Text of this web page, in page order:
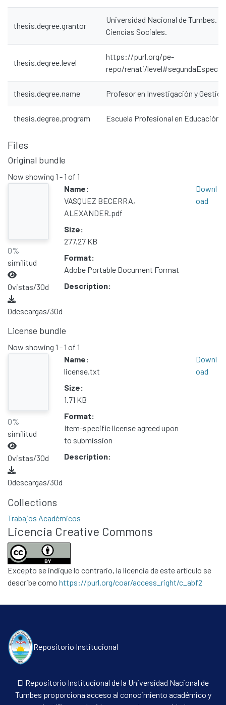
All of DSpace
thesis.degree.grantor
Universidad Nacional de Tumbes.
Ciencias Sociales.
thesis.degree.level
https://purl.org/pe-
repo/renati/
thesis.degree.name Profesor en Investigación y
thesis.degree.program Escuela Profesional en Educación
Files
Original bundle
Now showing 1 - 1 of 1
0%
similitud
0vistas/30d
0descargas/30d
Name:
VASQUEZ BECERRA,
ALEXANDER.pdf
Size:
277.27 KB
Format:
Adobe Portable Document Format
Description:
Downl
oad
License bundle
Now showing 1 - 1 of 1
0%
similitud
0vistas/30d
0descargas/30d
Name:
license.txt
Size:
1.71 KB
Format:
Item-specific license agreed upon
to submission
Description:
Downl
oad
Collections
Trabajos Académicos
Licencia Creative Commons
Excepto se indique lo contrario, la licencia de este artículo se
describe como https://purl.org/coar/access_right/c_abf2
Repositorio Institucional
El Repositorio Institucional de la Universidad Nacional de
Tumbes proporciona acceso al conocimiento académico y